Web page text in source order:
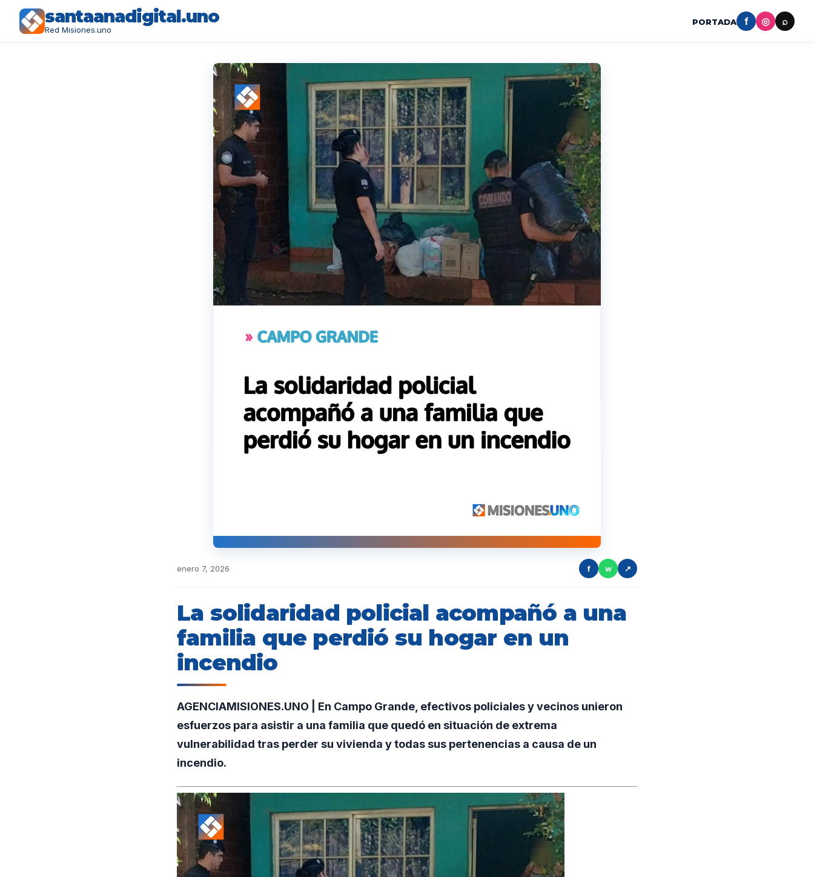
santaanadigital.uno
Red Misiones.uno
PORTADA f ◎ ⌕
enero 7, 2026 f w ↗
La solidaridad policial acompañó a una
familia que perdió su hogar en un
incendio
AGENCIAMISIONES.UNO | En Campo Grande, efectivos policiales y vecinos unieron
esfuerzos para asistir a una familia que quedó en situación de extrema
vulnerabilidad tras perder su vivienda y todas sus pertenencias a causa de un
incendio.